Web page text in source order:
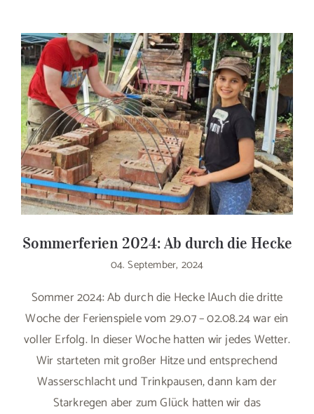
Sommerferien 2024: Ab durch die Hecke
04. September, 2024
Sommer 2024: Ab durch die Hecke |Auch die dritte
Woche der Ferienspiele vom 29.07 – 02.08.24 war ein
voller Erfolg. In dieser Woche hatten wir jedes Wetter.
Wir starteten mit großer Hitze und entsprechend
Wasserschlacht und Trinkpausen, dann kam der
Starkregen aber zum Glück hatten wir das